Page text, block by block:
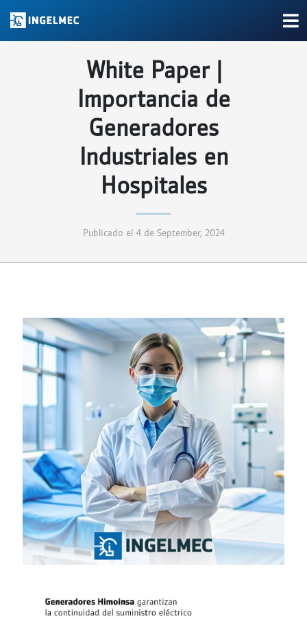
White Paper |
Importancia de
Generadores
Industriales en
Hospitales
Publicado el 4 de September, 2024